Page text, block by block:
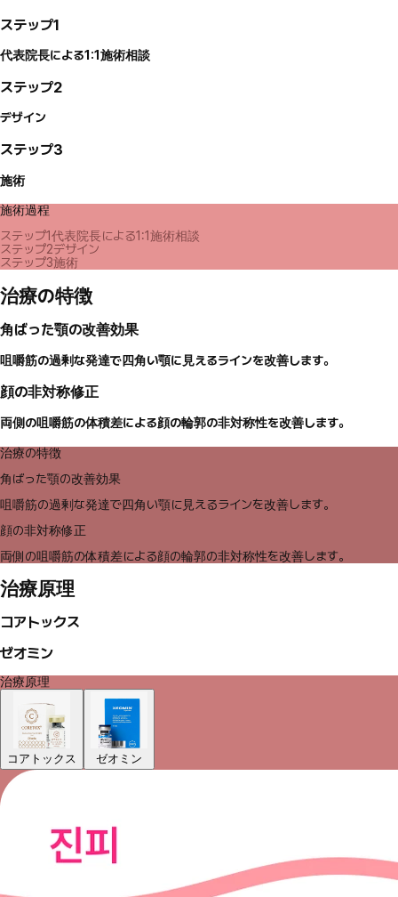
ステップ1
代表院長による1:1施術相談
ステップ2
デザイン
ステップ3
施術
施術過程
ステップ1代表院長による1:1施術相談
ステップ2デザイン
ステップ3施術
治療の特徴
角ばった顎の改善効果
咀嚼筋の過剰な発達で四角い顎に見えるラインを改善します。
顔の非対称修正
両側の咀嚼筋の体積差による顔の輪郭の非対称性を改善します。
治療の特徴
角ばった顎の改善効果
咀嚼筋の過剰な発達で四角い顎に見えるラインを改善します。
顔の非対称修正
両側の咀嚼筋の体積差による顔の輪郭の非対称性を改善します。
治療原理
コアトックス
ゼオミン
治療原理
コアトックス ゼオミン